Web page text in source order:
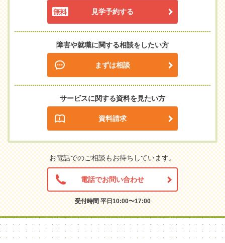
見学予約する
障害や就職に関する相談をしたい方
まずは相談
サービスに関する資料を見たい方
資料請求
お電話でのご相談もお待ちしています。
電話でお問い合わせ
受付時間 平日10:00〜17:00